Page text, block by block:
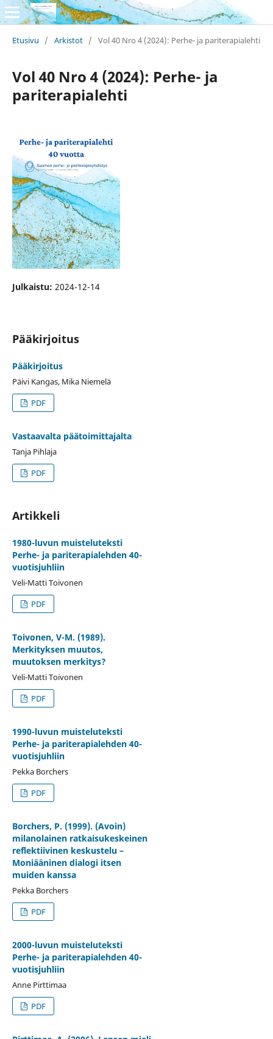
Etusivu / Arkistot / Vol 40 Nro 4 (2024): Perhe- ja pariterapialehti
Vol 40 Nro 4 (2024): Perhe- ja
pariterapialehti
Julkaistu: 2024-12-14
Pääkirjoitus
Pääkirjoitus
Päivi Kangas, Mika Niemelä
PDF
Vastaavalta päätoimittajalta
Tanja Pihlaja
PDF
Artikkeli
1980-luvun muisteluteksti
Perhe- ja pariterapialehden 40-
vuotisjuhliin
Veli-Matti Toivonen
PDF
Toivonen, V-M. (1989).
Merkityksen muutos,
muutoksen merkitys?
Veli-Matti Toivonen
PDF
1990-luvun muisteluteksti
Perhe- ja pariterapialehden 40-
vuotisjuhliin
Pekka Borchers
PDF
Borchers, P. (1999). (Avoin)
milanolainen ratkaisukeskeinen
reflektiivinen keskustelu –
Moniääninen dialogi itsen
muiden kanssa
Pekka Borchers
PDF
2000-luvun muisteluteksti
Perhe- ja pariterapialehden 40-
vuotisjuhliin
Anne Pirttimaa
PDF